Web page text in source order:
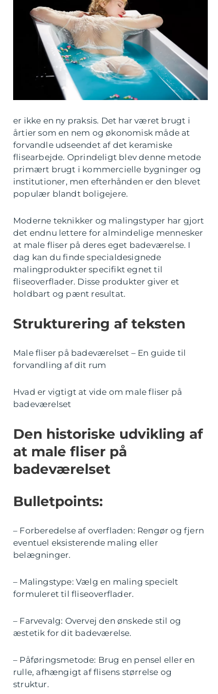
er ikke en ny praksis. Det har været brugt i
årtier som en nem og økonomisk måde at
forvandle udseendet af det keramiske
flisearbejde. Oprindeligt blev denne metode
primært brugt i kommercielle bygninger og
institutioner, men efterhånden er den blevet
populær blandt boligejere.
Moderne teknikker og malingstyper har gjort
det endnu lettere for almindelige mennesker
at male fliser på deres eget badeværelse. I
dag kan du finde specialdesignede
malingprodukter specifikt egnet til
fliseoverflader. Disse produkter giver et
holdbart og pænt resultat.
Strukturering af teksten
Male fliser på badeværelset – En guide til
forvandling af dit rum
Hvad er vigtigt at vide om male fliser på
badeværelset
Den historiske udvikling af
at male fliser på
badeværelset
Bulletpoints:
– Forberedelse af overfladen: Rengør og fjern
eventuel eksisterende maling eller
belægninger.
– Malingstype: Vælg en maling specielt
formuleret til fliseoverflader.
– Farvevalg: Overvej den ønskede stil og
æstetik for dit badeværelse.
– Påføringsmetode: Brug en pensel eller en
rulle, afhængigt af flisens størrelse og
struktur.